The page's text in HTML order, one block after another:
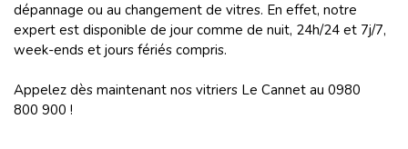
dépannage ou au changement de vitres. En effet, notre
expert est disponible de jour comme de nuit, 24h/24 et 7j/7,
week-ends et jours fériés compris.
Appelez dès maintenant nos vitriers Le Cannet au 0980
800 900 !